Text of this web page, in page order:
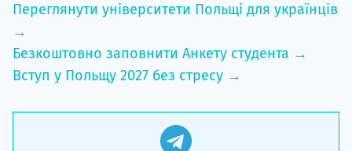
Переглянути університети Польщі для українців
→
Безкоштовно заповнити Анкету студента →
Вступ у Польщу 2027 без стресу →